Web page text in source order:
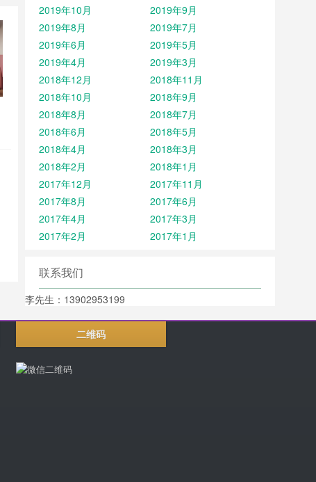
2019年10月
2019年9月
2019年8月
2019年7月
2019年6月
2019年5月
2019年4月
2019年3月
2018年12月
2018年11月
2018年10月
2018年9月
2018年8月
2018年7月
2018年6月
2018年5月
2018年4月
2018年3月
2018年2月
2018年1月
2017年12月
2017年11月
2017年8月
2017年6月
2017年4月
2017年3月
2017年2月
2017年1月
联系我们
李先生：13902953199
二维码